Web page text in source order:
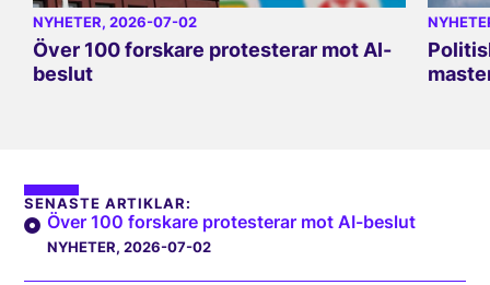
NYHETER, 2026-07-02
Över 100 forskare protesterar mot AI-
beslut
SENASTE ARTIKLAR:
Över 100 forskare protesterar mot AI-beslut
NYHETER, 2026-07-02